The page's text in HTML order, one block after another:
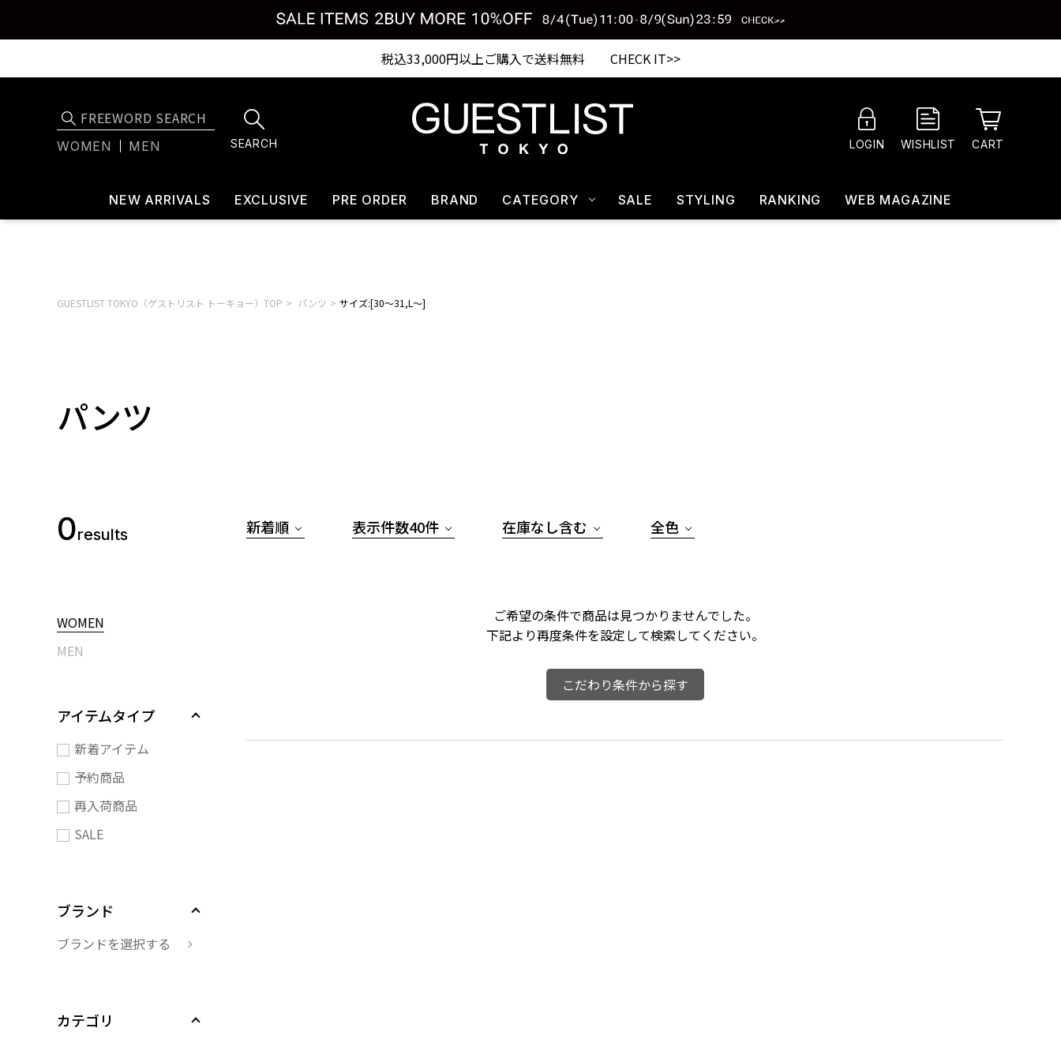
税込33,000円以上ご購入で送料無料 CHECK IT>>
WOMEN MEN SEARCH LOGIN WISHLIST CART
NEW ARRIVALS EXCLUSIVE PRE ORDER BRAND CATEGORY SALE STYLING RANKING WEB MAGAZINE
GUESTLIST TOKYO（ゲストリスト トーキョー）TOP パンツ サイズ:[30～31,L～]
パンツ
0results
WOMEN
MEN
アイテムタイプ
新着アイテム
予約商品
再入荷商品
SALE
ブランド
ブランドを選択する
カテゴリ
新着順 表示件数40件 在庫なし含む 全色
ご希望の条件で商品は見つかりませんでした。
下記より再度条件を設定して検索してください。
こだわり条件から探す